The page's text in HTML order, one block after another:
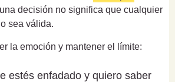
decisión no significa que cualquier
sea válida.
la emoción y mantener el límite:
estés enfadado y quiero saber